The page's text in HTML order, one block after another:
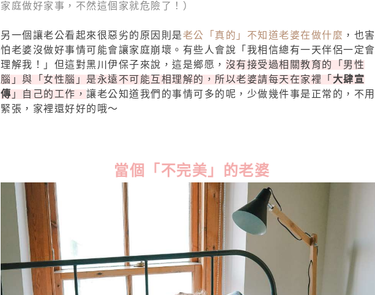
家庭做好家事，不然這個家就危險了！）
另一個讓老公看起來很惡劣的原因則是老公「真的」不知道老婆在做什麼 ，也害
怕老婆沒做好事情可能會讓家庭崩壞。有些人會說「我相信總有一天伴侶一定會
理解我！」但這對黑川伊保子來說，這是鄉愿， 沒有接受過相關教育的「男性
腦」與「女性腦」是永遠不可能互相理解的，所以老婆請每天在家裡「 大肆宣
傳 」自己的工作， 讓老公知道我們的事情可多的呢，少做幾件事是正常的，不用
緊張，家裡還好好的哦～
當個「不完美」的老婆